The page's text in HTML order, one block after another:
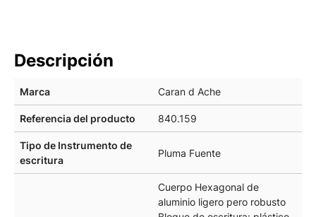
Descripción
Marca Caran d Ache
Referencia del producto 840.159
Tipo de Instrumento de
escritura
Pluma Fuente
Cuerpo Hexagonal de
aluminio ligero pero robusto